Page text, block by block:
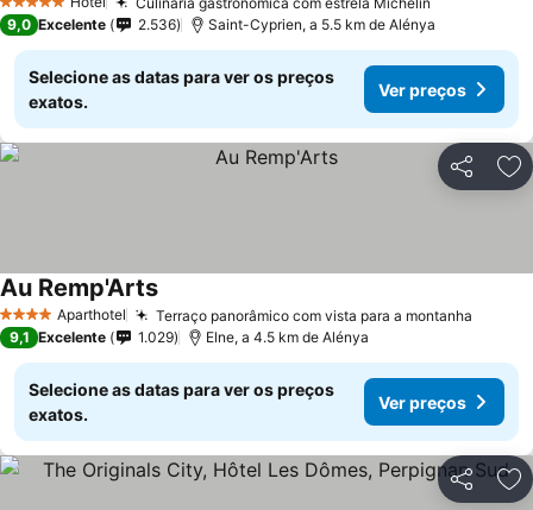
5 Estrelas
9,0 Excelente 2.536 Saint-Cyprien, a 5.5 km de Alénya
Selecione as datas para ver os preços
exatos.
Ver preços
Partilhar
4 EstrelasAparthotel Terraço panorâmico com vista para a montanha
Au Remp'Arts
9,1 Excelente 1.029 Elne, a 4.5 km de Alénya
Selecione as datas para ver os preços
exatos.
Ver preços
Partilhar